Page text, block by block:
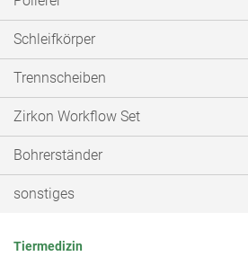
Schleifkörper
Trennscheiben
Zirkon Workflow Set
Bohrerständer
sonstiges
Tiermedizin